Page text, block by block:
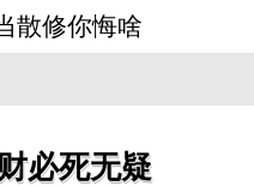
散修你悔啥
必死无疑